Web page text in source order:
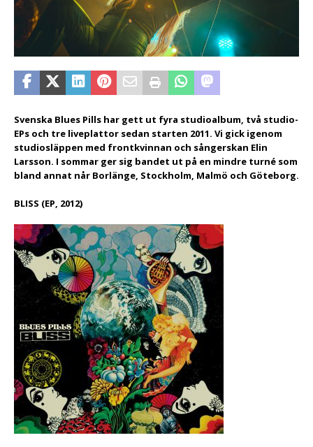
Svenska Blues Pills har gett ut fyra studioalbum, två studio-
EPs och tre liveplattor sedan starten 2011. Vi gick igenom
studiosläppen med frontkvinnan och sångerskan Elin
Larsson. I sommar ger sig bandet ut på en mindre turné som
bland annat når Borlänge, Stockholm, Malmö och Göteborg.
BLISS (EP, 2012)